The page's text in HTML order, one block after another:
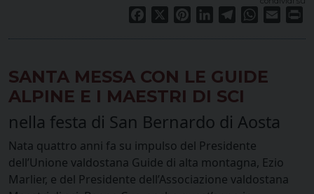
Facebook PinterestLinkedInTelegramWhatsApp
Email
SANTA MESSA CON LE GUIDE
ALPINE E I MAESTRI DI SCI
nella festa di San Bernardo di Aosta
Nata quattro anni fa su impulso del Presidente
dell’Unione valdostana Guide di alta montagna, Ezio
Marlier, e del Presidente dell’Associazione valdostana